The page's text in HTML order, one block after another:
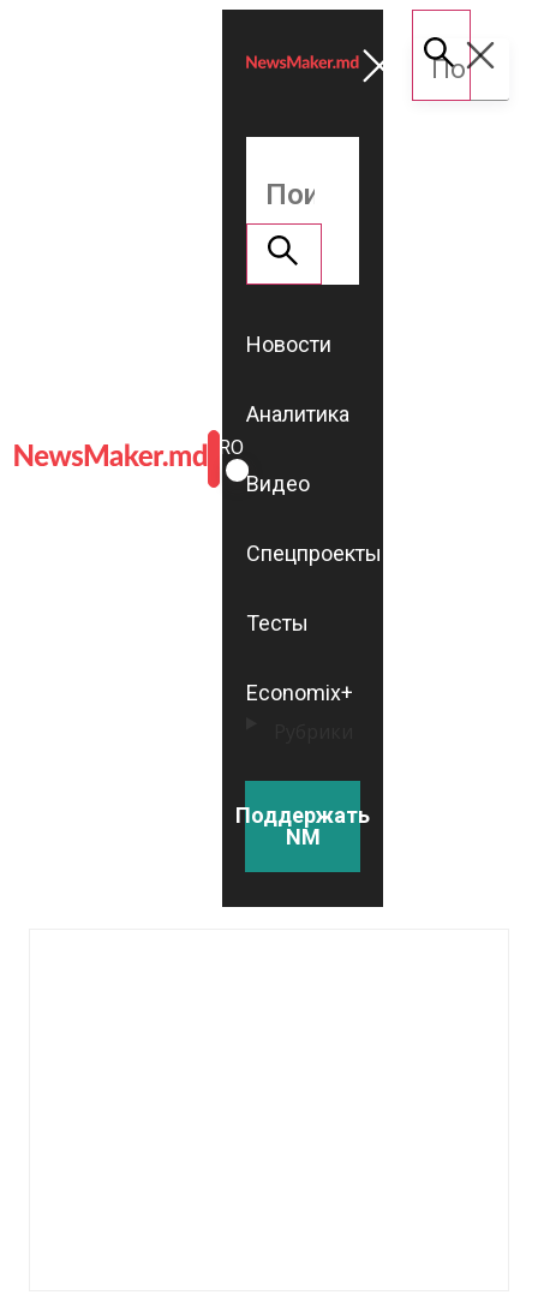
ROMÂNĂ
RU
Новости
Аналитика
Видео
Спецпроекты
Тесты
Economix+
Поддержать
NM